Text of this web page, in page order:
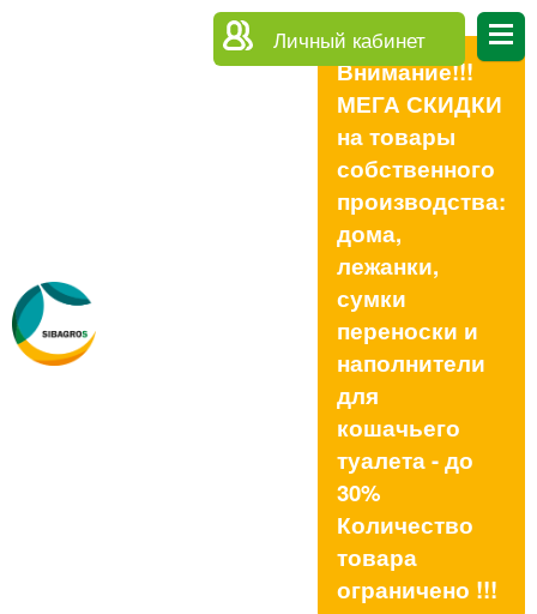
Личный кабинет
Внимание!!!
МЕГА СКИДКИ
на товары
собственного
производства:
дома,
лежанки,
сумки
переноски и
наполнители
для
кошачьего
туалета - до
30%
Количество
товара
ограничено !!!